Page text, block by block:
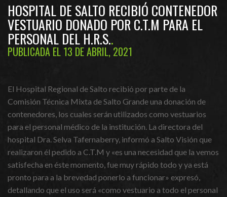
HOSPITAL DE SALTO RECIBIÓ CONTENEDOR
VESTUARIO DONADO POR C.T.M PARA EL
PERSONAL DEL H.R.S.
PUBLICADA EL 13 DE ABRIL, 2021
El Hospital Regional de Salto recibió por parte de la
Comisión Técnica Mixta de Salto Grande una donación de
contenedores, los cuales serán utilizados como vestuarios
para el personal médico de la institución. La directora del
hospital Dra. Selva Tafernaberry, informó a Salto Visión que
realizaron él pedido a C.T.M y «es una necesidad que la vemos
satisfecha en éste momento, fue muy rápido todo y ya está
pronto para a la brevedad ponerlo a funcionar» expresó,
detallando que el uso será «como vestuario a todo el personal